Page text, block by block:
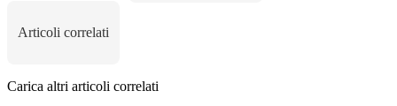
Articoli correlati
Carica altri articoli correlati